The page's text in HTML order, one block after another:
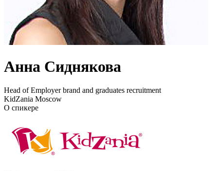
Анна Сиднякова
Head of Employer brand and graduates recruitment
KidZania Moscow
О спикере